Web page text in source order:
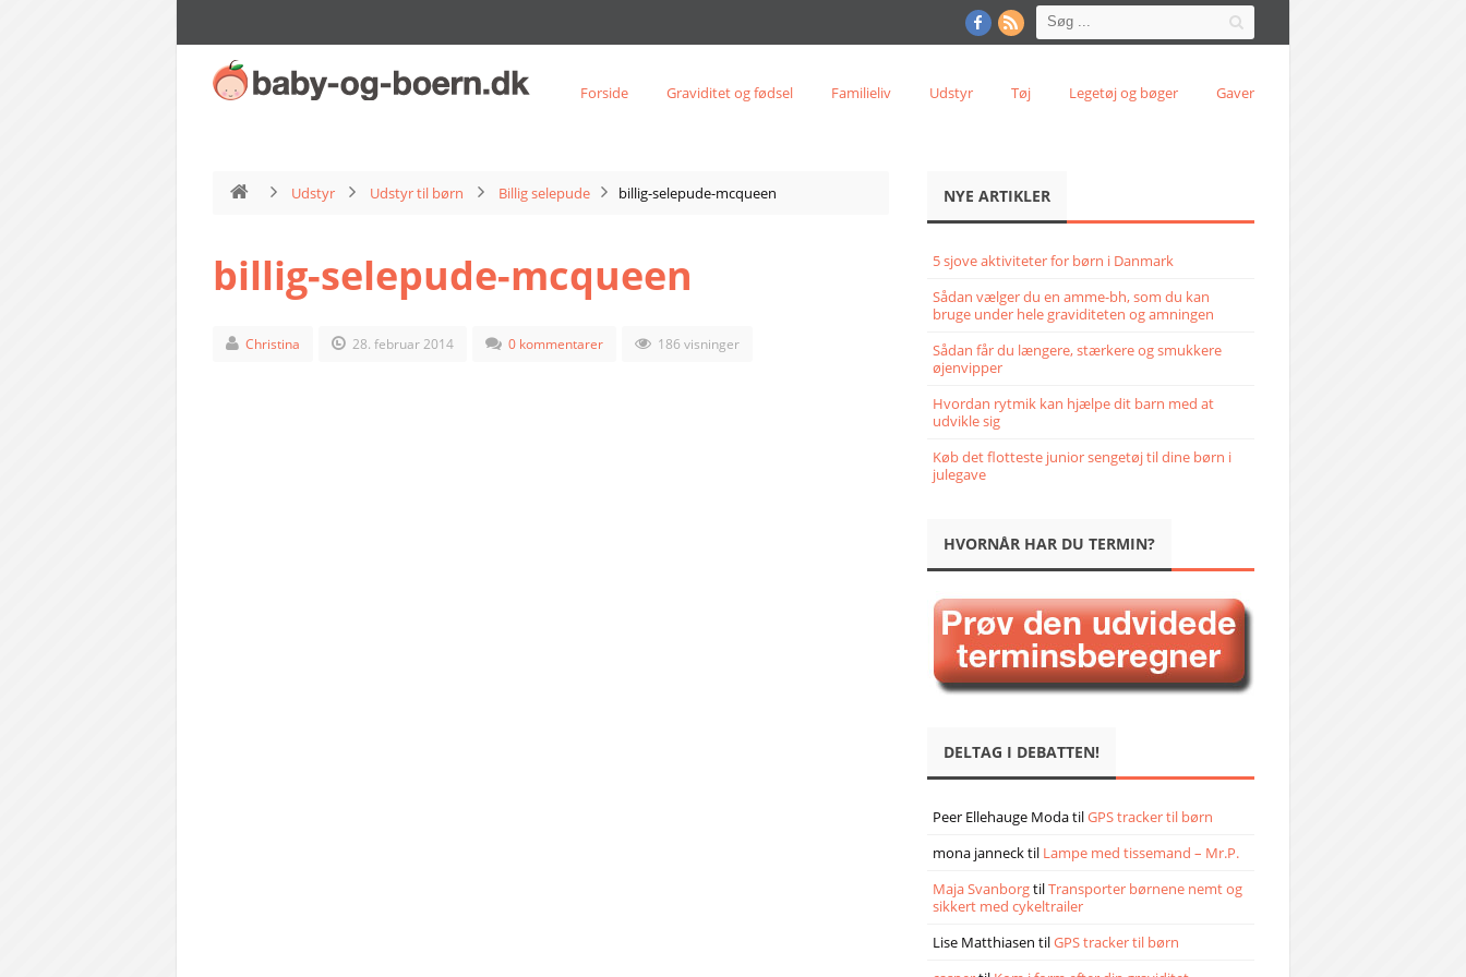
Forside Graviditet og fødsel Familieliv Udstyr Tøj Legetøj og bøger Gaver
Udstyr Udstyr til børn Billig selepude billig-selepude-mcqueen
billig-selepude-mcqueen
Christina 28. februar 2014 0 kommentarer 186 visninger
NYE ARTIKLER
5 sjove aktiviteter for børn i Danmark
Sådan vælger du en amme-bh, som du kan
bruge under hele graviditeten og amningen
Sådan får du længere, stærkere og smukkere
øjenvipper
Hvordan rytmik kan hjælpe dit barn med at
udvikle sig
Køb det flotteste junior sengetøj til dine børn i
julegave
HVORNÅR HAR DU TERMIN?
DELTAG I DEBATTEN!
Peer Ellehauge ModatilGPS tracker til børn
mona jannecktil Lampe med tissemand – Mr.P.
Maja SvanborgtilTransporter børnene nemt og
sikkert med cykeltrailer
Lise Matthiasen tilGPS tracker til børn